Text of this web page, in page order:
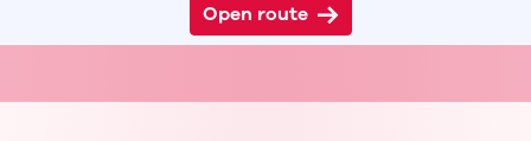
Open route